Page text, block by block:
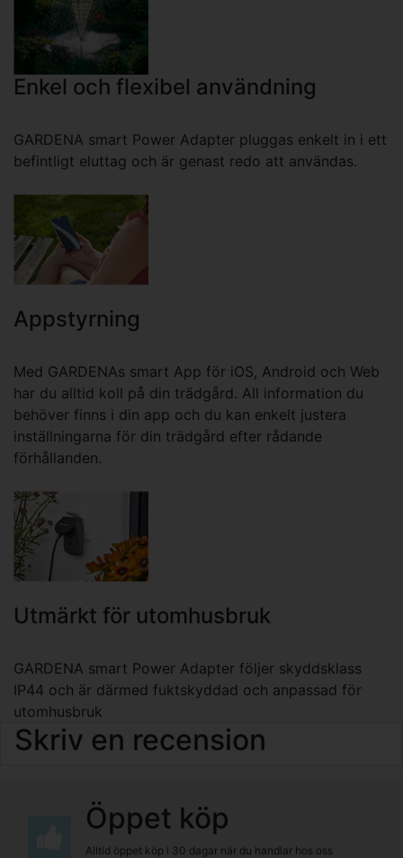
Enkel och flexibel användning
GARDENA smart Power Adapter pluggas enkelt in i ett
befintligt eluttag och är genast redo att användas.
Appstyrning
Med GARDENAs smart App för iOS, Android och Web
har du alltid koll på din trädgård. All information du
behöver finns i din app och du kan enkelt justera
inställningarna för din trädgård efter rådande
förhållanden.
Utmärkt för utomhusbruk
GARDENA smart Power Adapter följer skyddsklass
IP44 och är därmed fuktskyddad och anpassad för
utomhusbruk
Skriv en recension
Öppet köp
Alltid öppet köp i 30 dagar när du handlar hos oss